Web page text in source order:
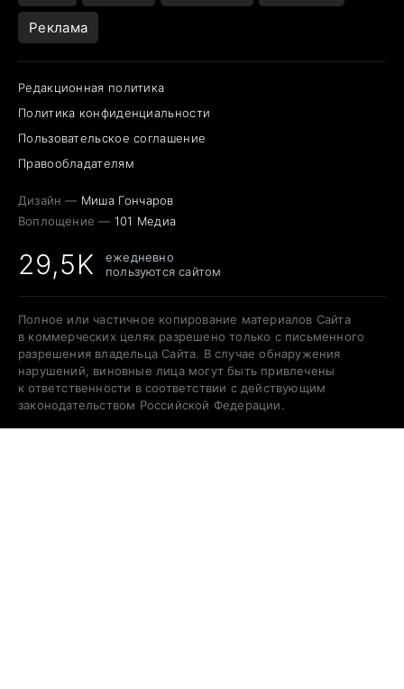
Реклама
Редакционная политика
Политика конфиденциальности
Пользовательское соглашение
Правообладателям
Дизайн — Миша Гончаров
Воплощение — 101 Медиа
29,5K
ежедневно
пользуются сайтом
Полное или частичное копирование материалов Сайта
в коммерческих целях разрешено только с письменного
разрешения владельца Сайта. В случае обнаружения
нарушений, виновные лица могут быть привлечены
к ответственности в соответствии с действующим
законодательством Российской Федерации.